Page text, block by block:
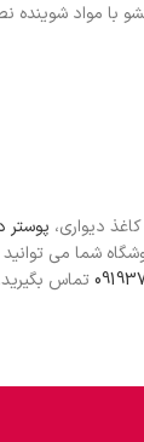
با مواد
دیواری، پوستر
شما می
تماس بگیرید.